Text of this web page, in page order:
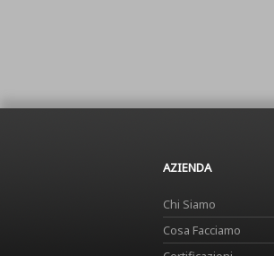
AZIENDA
Chi Siamo
Cosa Facciamo